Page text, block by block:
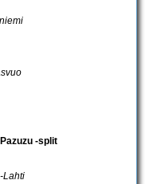
-split
Lahti